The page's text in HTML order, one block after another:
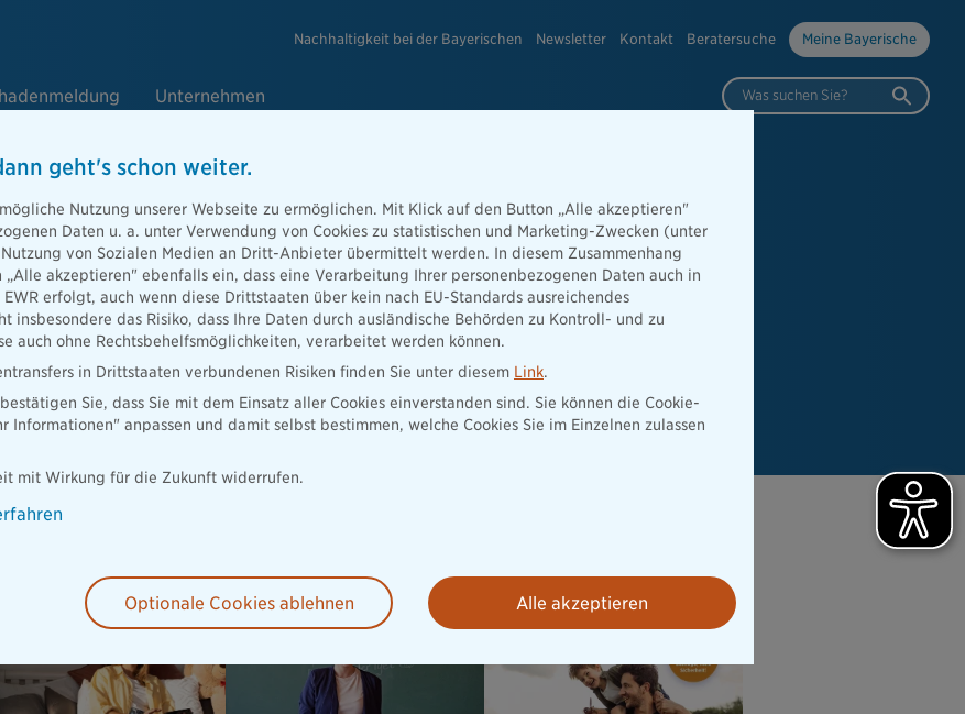
Nachhaltigkeit bei der Bayerischen Newsletter Kontakt Beratersuche Meine Bayerische
Unternehmen Was suchen Sie?
höchsten Güter. Bei Verlust reicht die gesetzliche
Lebensstandard zu halten. Wählen Sie aus
Absicherung von Berufs- bis
geht's schon weiter.
Nutzung unserer Webseite zu ermöglichen. Mit Klick auf den Button „Alle akzeptieren"
Daten u. a. unter Verwendung von Cookies zu statistischen und Marketing-Zwecken (unter
von Sozialen Medien an Dritt-Anbieter übermittelt werden. In diesem Zusammenhang
akzeptieren" ebenfalls ein, dass eine Verarbeitung Ihrer personenbezogenen Daten auch in
erfolgt, auch wenn diese Drittstaaten über kein nach EU-Standards ausreichendes
insbesondere das Risiko, dass Ihre Daten durch ausländische Behörden zu Kontroll- und zu
auch ohne Rechtsbehelfsmöglichkeiten, verarbeitet werden können.
in Drittstaaten verbundenen Risiken finden Sie unter diesem Link.
Sie, dass Sie mit dem Einsatz aller Cookies einverstanden sind. Sie können die Cookie-
Informationen" anpassen und damit selbst bestimmen, welche Cookies Sie im Einzelnen zulassen
mit Wirkung für die Zukunft widerrufen.
Optionale Cookies ablehnen Alle akzeptieren